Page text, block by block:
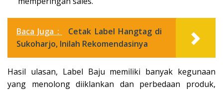
Baca Juga :
Cetak Label Hangtag di
Sukoharjo, Inilah Rekomendasinya
Hasil ulasan, Label Baju memiliki banyak kegunaan
yang menolong diiklankan dan perbedaan produk,